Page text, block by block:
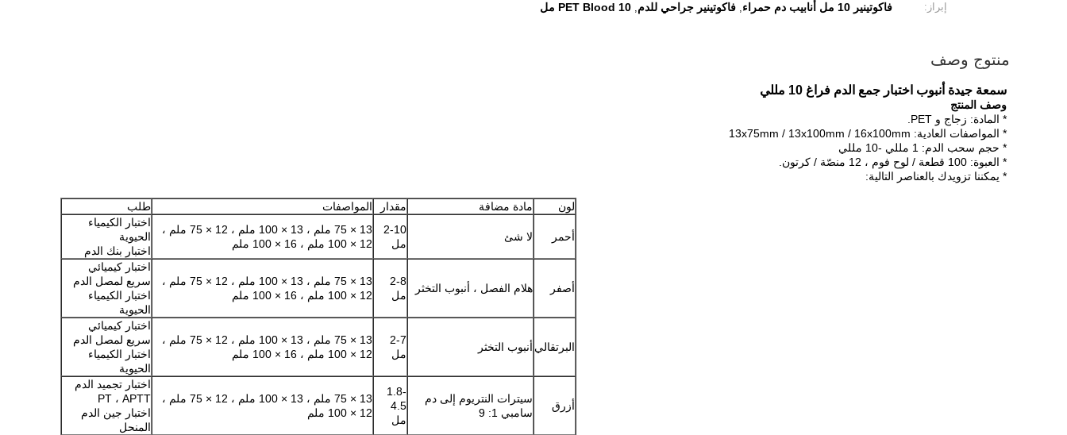
إبراز:
فاكوتينير 10 مل أنابيب دم حمراء , فاكوتينير جراحي للدم, PET Blood 10 مل
منتوج وصف
سمعة جيدة أنبوب اختبار جمع الدم فراغ 10 مللي
وصف المنتج
* المادة: زجاج و PET.
* المواصفات العادية: 13x75mm / 13x100mm / 16x100mm
* حجم سحب الدم: 1 مللي -10 مللي
* العبوة: 100 قطعة / لوح فوم ، 12 منصّة / كرتون.
* يمكننا تزويدك بالعناصر التالية:
لون مادة مضافة مقدار المواصفات طلب
أحمر لا شئ
2-10
مل
13 × 75 ملم ، 13 × 100 ملم ، 12 × 75 ملم ،
12 × 100 ملم ، 16 × 100 ملم
اختبار الكيمياء
الحيوية
اختبار بنك الدم
أصفر هلام الفصل ، أنبوب التخثر
2-8
مل
13 × 75 ملم ، 13 × 100 ملم ، 12 × 75 ملم ،
12 × 100 ملم ، 16 × 100 ملم
اختبار كيميائي
سريع لمصل الدم
اختبار الكيمياء
الحيوية
البرتقالي أنبوب التخثر
2-7
مل
13 × 75 ملم ، 13 × 100 ملم ، 12 × 75 ملم ،
12 × 100 ملم ، 16 × 100 ملم
اختبار كيميائي
سريع لمصل الدم
اختبار الكيمياء
الحيوية
أزرق
سيترات النتريوم إلى دم
سامبي 1: 9
1.8-
4.5
مل
13 × 75 ملم ، 13 × 100 ملم ، 12 × 75 ملم ،
12 × 100 ملم
اختبار تجميد الدم
PT ، APTT
اختبار جين الدم
المنحل